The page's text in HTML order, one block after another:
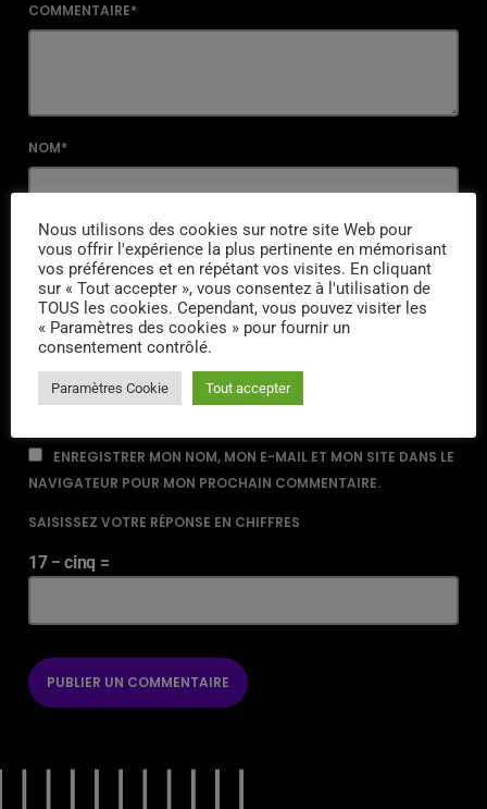
COMMENTAIRE*
NOM*
EMAIL*
URL
ENREGISTRER MON NOM, MON E-MAIL ET MON SITE DANS LE
NAVIGATEUR POUR MON PROCHAIN COMMENTAIRE.
SAISISSEZ VOTRE RÉPONSE EN CHIFFRES
17 − cinq =
Nous utilisons des cookies sur notre site Web pour
vous offrir l'expérience la plus pertinente en mémorisant
vos préférences et en répétant vos visites. En cliquant
sur « Tout accepter », vous consentez à l'utilisation de
TOUS les cookies. Cependant, vous pouvez visiter les
« Paramètres des cookies » pour fournir un
consentement contrôlé.
Paramètres Cookie Tout accepter